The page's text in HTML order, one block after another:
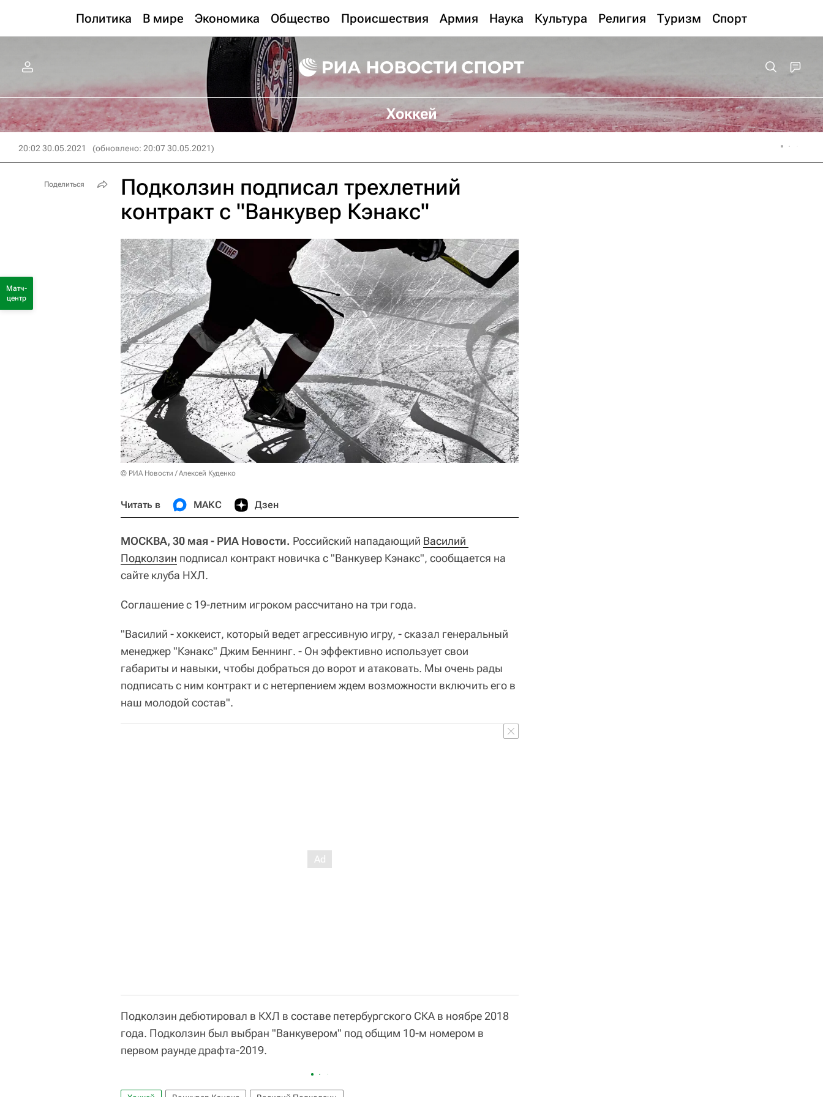
Политика В мире Экономика Общество Происшествия Армия Наука Культура Религия Туризм Спорт
Хоккей
20:02 30.05.2021 (обновлено: 20:07 30.05.2021)
Подколзин подписал трехлетний
контракт с "Ванкувер Кэнакс"
© РИА Новости / Алексей Куденко
Читать в МАКС Дзен
МОСКВА, 30 мая - РИА Новости. Российский нападающий Василий
Подколзин подписал контракт новичка с "Ванкувер Кэнакс", сообщается на
сайте клуба НХЛ.
Соглашение с 19-летним игроком рассчитано на три года.
"Василий - хоккеист, который ведет агрессивную игру, - сказал генеральный
менеджер "Кэнакс" Джим Беннинг. - Он эффективно использует свои
габариты и навыки, чтобы добраться до ворот и атаковать. Мы очень рады
подписать с ним контракт и с нетерпением ждем возможности включить его в
наш молодой состав".
Подколзин дебютировал в КХЛ в составе петербургского СКА в ноябре 2018
года. Подколзин был выбран "Ванкувером" под общим 10-м номером в
первом раунде драфта-2019.
Поделиться
Матч-
центр